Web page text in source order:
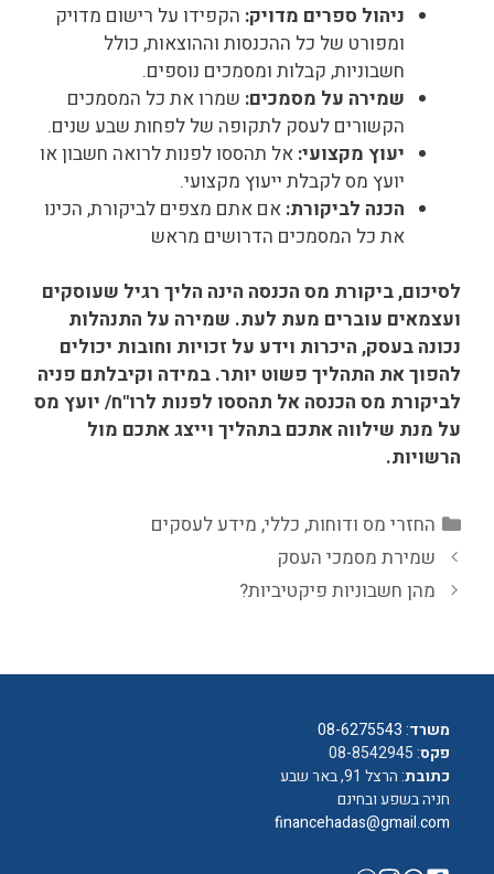
ניהול ספרים מדויק: הקפידו על רישום מדויק
ומפורט של כל ההכנסות וההוצאות, כולל
חשבוניות, קבלות ומסמכים נוספים.
שמירה על מסמכים: שמרו את כל המסמכים
הקשורים לעסק לתקופה של לפחות שבע שנים.
יעוץ מקצועי: אל תהססו לפנות לרואה חשבון או
יועץ מס לקבלת ייעוץ מקצועי.
הכנה לביקורת: אם אתם מצפים לביקורת, הכינו
את כל המסמכים הדרושים מראש
לסיכום, ביקורת מס הכנסה הינה הליך רגיל שעוסקים
ועצמאים עוברים מעת לעת. שמירה על התנהלות
נכונה בעסק, היכרות וידע על זכויות וחובות יכולים
להפוך את התהליך פשוט יותר. במידה וקיבלתם פניה
לביקורת מס הכנסה אל תהססו לפנות לרו"ח/ יועץ מס
על מנת שילווה אתכם בתהליך וייצג אתכם מול
הרשויות.
קטגוריות
החזרי מס ודוחות, כללי, מידע לעסקים
שמירת מסמכי העסק
מהן חשבוניות פיקטיביות?
משרד:
08-6275543
פקס: 08-8542945
כתובת: הרצל 91, באר שבע
חניה בשפע ובחינם
financehadas@gmail.com